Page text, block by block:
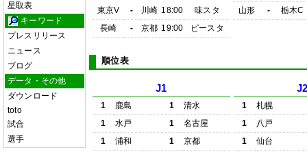
星取表
キーワード
プレスリリース
ニュース
ブログ
データ・その他
ダウンロード
toto
試合
選手
東京V
- 川崎 18:00
味スタ
長崎
- 京都 19:00 ピースタ
山形
- 栃木C
順位表
J1
1 鹿島 1
清水
1
水戸 1
名古屋
1
浦和 1
京都
1
札幌
1
八戸
1
仙台